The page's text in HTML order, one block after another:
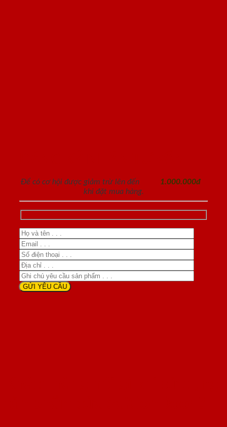
Để có cơ hội được giảm trừ lên đến
1.000.000đ
khi đặt mua hàng.